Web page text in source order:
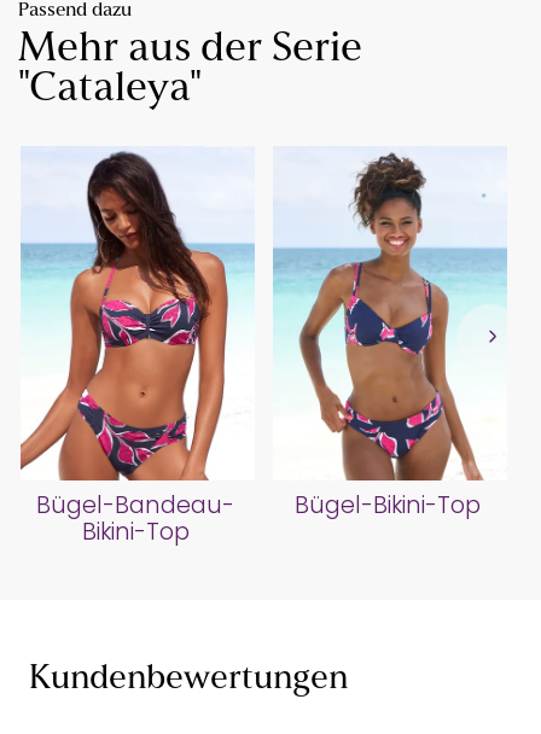
Passend dazu
Mehr aus der Serie
"Cataleya"
Bügel-Bandeau-
Bikini-Top
Bügel-Bikini-Top
Kundenbewertungen